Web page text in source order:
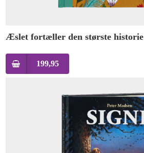
Æslet fortæller den største historie
199,95